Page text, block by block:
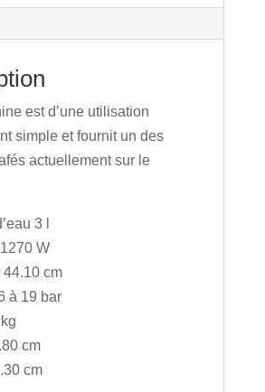
est d’une utilisation
simple et fournit un des
actuellement sur le
3 l
W
44.10 cm
à 19 bar
cm
cm